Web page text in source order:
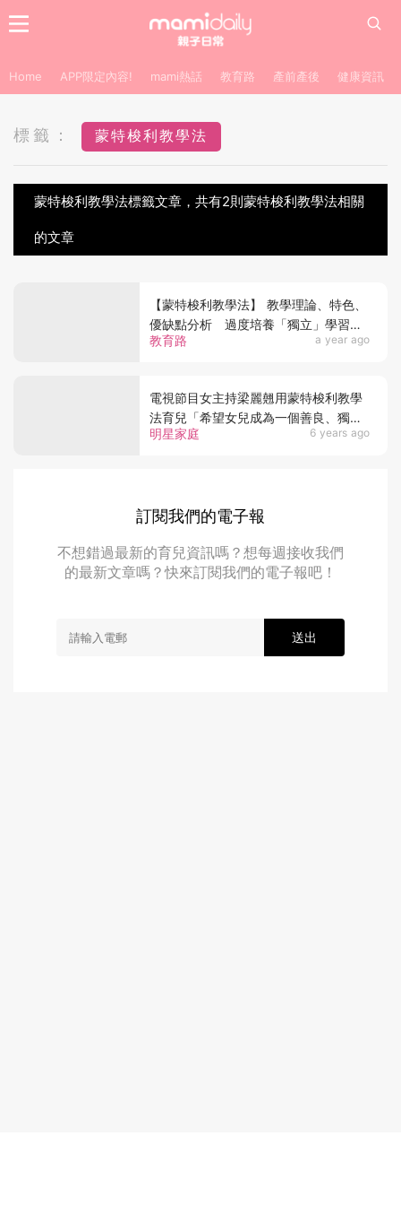
Home APP限定內容! mami熱話 教育路 產前產後 健康資訊
標籤： 蒙特梭利教學法
蒙特梭利教學法標籤文章，共有2則蒙特梭利教學法相關
的文章
教育路 a year ago
【蒙特梭利教學法】 教學理論、特色、
優缺點分析 過度培養「獨立」學習反
成弊端？
明星家庭 6 years ago
電視節目女主持梁麗翹用蒙特梭利教學
法育兒「希望女兒成為一個善良、獨立
的人」
訂閱我們的電子報
不想錯過最新的育兒資訊嗎？想每週接收我們
的最新文章嗎？快來訂閱我們的電子報吧！
送出